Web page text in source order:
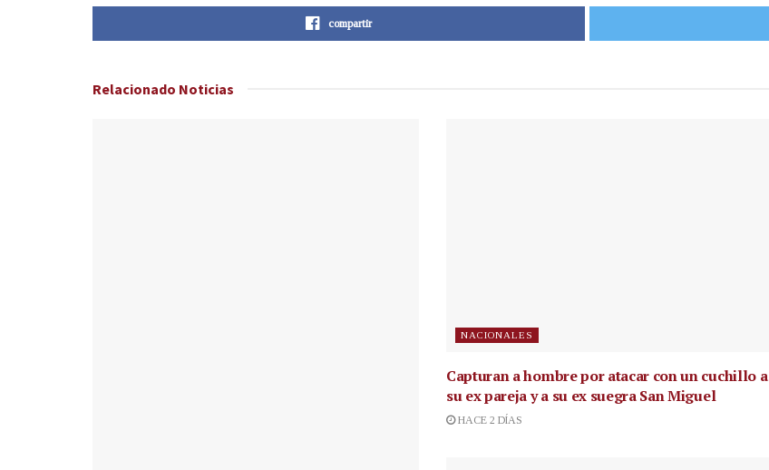
compartir
Relacionado Noticias
NACIONALES
Capturan a hombre por atacar con un cuchillo a
su ex pareja y a su ex suegra San Miguel
HACE 2 DÍAS